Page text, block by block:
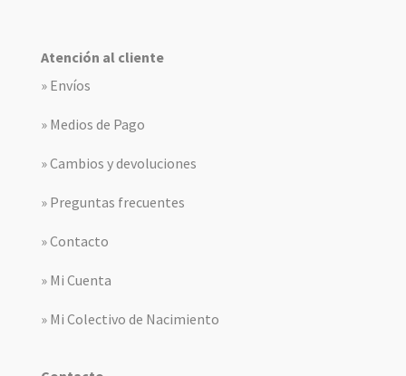
Atención al cliente
» Envíos
» Medios de Pago
» Cambios y devoluciones
» Preguntas frecuentes
» Contacto
» Mi Cuenta
» Mi Colectivo de Nacimiento